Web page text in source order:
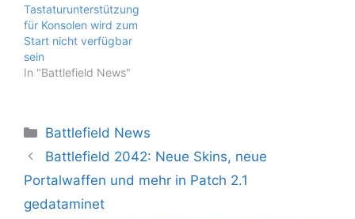
Tastaturunterstützung
für Konsolen wird zum
Start nicht verfügbar
sein
In "Battlefield News"
Kategorien
Battlefield News
Battlefield 2042: Neue Skins, neue
Portalwaffen und mehr in Patch 2.1
gedataminet